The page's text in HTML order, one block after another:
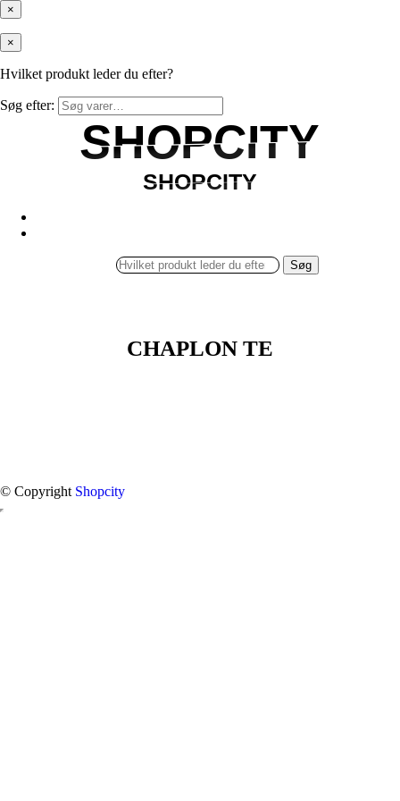
×
×
Hvilket produkt leder du efter?
Søg efter:
SHOPCITY
SHOPCITY
SHOPCITY
SHOPCITY
Søg
CHAPLON TE
© Copyright Shopcity